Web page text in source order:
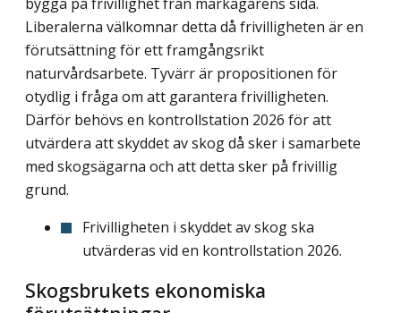
Liberalerna välkomnar detta då frivilligheten är en
förutsättning för ett framgångs­rikt
naturvårdsarbete. Tyvärr är propositionen för
otydlig i fråga om att garantera fri­villigheten.
Därför behövs en kontrollstation 2026 för att
utvärdera att skyddet av skog då sker i samarbete
med skogsägarna och att detta sker på frivillig
grund.
Frivilligheten i skyddet av skog ska
utvärderas vid en kontrollstation 2026.
Skogsbrukets ekonomiska